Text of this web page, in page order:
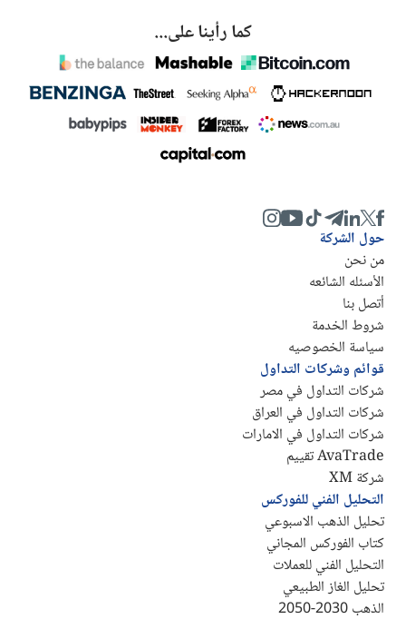
كما رأينا على...
حول الشركة
من نحن
الأسئله الشائعه
أتصل بنا
شروط الخدمة
سياسة الخصوصيه
قوائم وشركات التداول
شركات التداول في مصر
شركات التداول في العراق
شركات التداول في الامارات
AvaTrade تقييم
شركة XM
التحليل الفني للفوركس
تحليل الذهب الاسبوعي
كتاب الفوركس المجاني
التحليل الفني للعملات
تحليل الغاز الطبيعي
الذهب 2030-2050